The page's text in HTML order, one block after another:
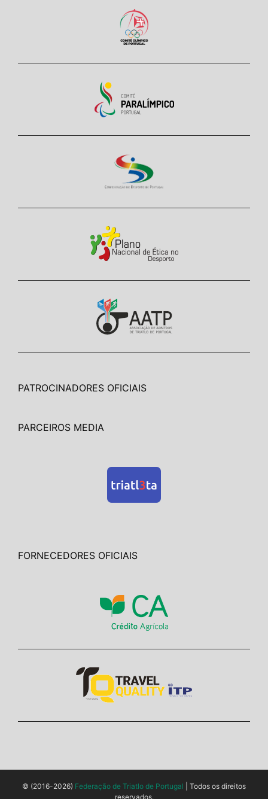
PATROCINADORES OFICIAIS
PARCEIROS MEDIA
FORNECEDORES OFICIAIS
© (2016-2026) Federação de Triatlo de Portugal | Todos os direitos
reservados.